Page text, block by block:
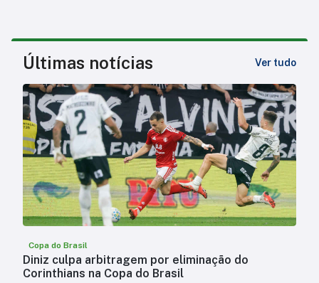
Últimas notícias Ver tudo
Copa do Brasil
Diniz culpa arbitragem por eliminação do
Corinthians na Copa do Brasil